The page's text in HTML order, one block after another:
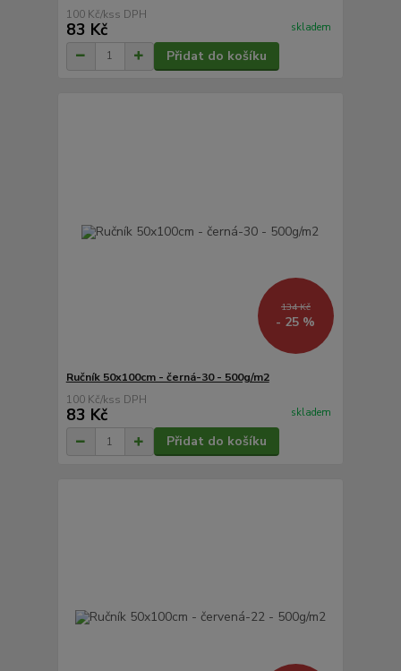
100 Kč/ks
83 Kč skladem
Přidat do košíku
134 Kč
- 25 %
Ručník 50x100cm - černá-30 - 500g/m2
100 Kč/ks
83 Kč skladem
Přidat do košíku